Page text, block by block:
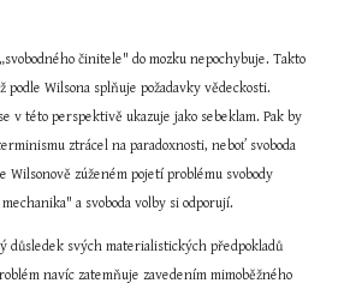
činitele" do mozku nepochybuje. Takto
podle Wilsona splňuje požadavky vědeckosti.
v této perspektivě ukazuje jako sebeklam. Pak by
ztrácel na paradoxnosti, neboť svoboda
Wilsonově zúženém pojetí problému svobody
a svoboda volby si odporují.
důsledek svých materialistických předpokladů
navíc zatemňuje zavedením mimoběžného